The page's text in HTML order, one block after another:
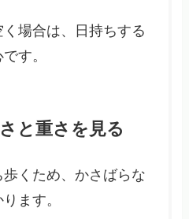
場合は、日持ちする
す。
と重さを見る
くため、かさばらな
ます。